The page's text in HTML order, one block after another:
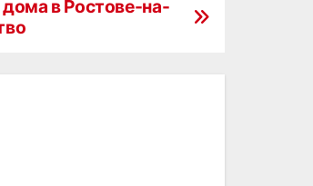
в Ростове-на-